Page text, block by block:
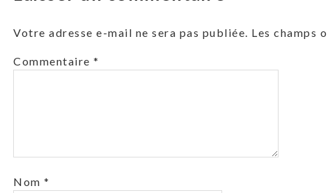
Votre adresse e-mail ne sera pas publiée. Les champs
Commentaire *
Nom *